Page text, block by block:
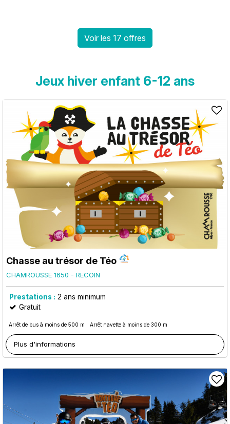
Voir les 17 offres
Jeux hiver enfant 6-12 ans
Chasse au trésor de Téo
CHAMROUSSE 1650 - RECOIN
Prestations : 2 ans minimum
Gratuit
Arrêt de bus à moins de 500 m Arrêt navette à moins de 300 m
Plus d'informations